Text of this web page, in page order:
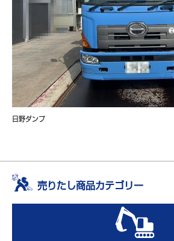
日野ダンプ
売りたし商品カテゴリー